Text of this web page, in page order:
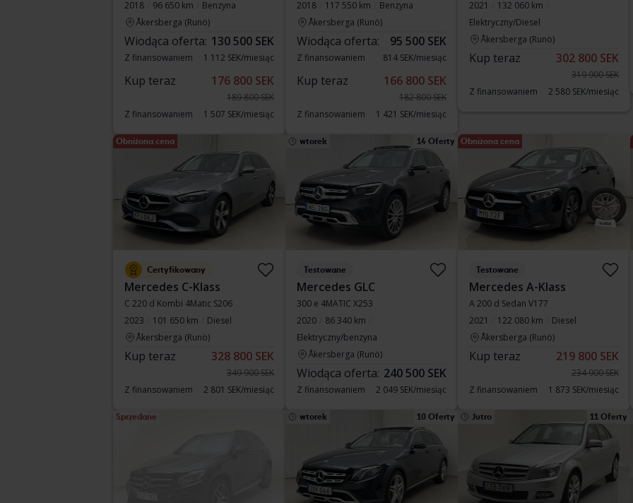
2018
96 650 km
Benzyna
Åkersberga (Runö)
Wiodąca oferta: 130 500 SEK
Z finansowaniem 1 112 SEK/miesiąc
Kup teraz 176 800 SEK
189 800 SEK
Z finansowaniem
1 507 SEK/miesiąc
2018
117 550 km
Benzyna
Åkersberga (Runö)
Wiodąca oferta: 95 500 SEK
Z finansowaniem 814 SEK/miesiąc
Kup teraz 166 800 SEK
182 800 SEK
Z finansowaniem
1 421 SEK/miesiąc
2021
132 060 km
Elektryczny/Diesel
Åkersberga (Runö)
Kup teraz 302 800 SEK
319 900 SEK
Z finansowaniem
2 580 SEK/miesiąc
Obniżona cena
Certyfikowany
Mercedes C-Klass
C 220 d Kombi 4Matic S206
2023
101 650 km
Diesel
Åkersberga (Runö)
Kup teraz 328 800 SEK
349 900 SEK
Z finansowaniem
2 801 SEK/miesiąc
wtorek 14 Oferty
Testowane
Mercedes GLC
300 e 4MATIC X253
2020
86 340 km
Elektryczny/benzyna
Åkersberga (Runö)
Wiodąca oferta: 240 500 SEK
Z finansowaniem 2 049 SEK/miesiąc
Obniżona cena
Testowane
Mercedes A-Klass
A 200 d Sedan V177
2021
122 080 km
Diesel
Åkersberga (Runö)
Kup teraz 219 800 SEK
234 900 SEK
Z finansowaniem
1 873 SEK/miesiąc
Sprzedane wtorek 10 Oferty Jutro 11 Oferty